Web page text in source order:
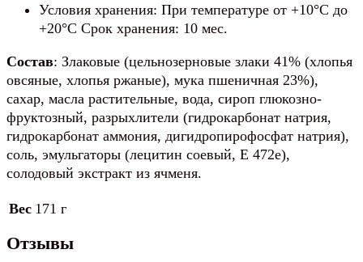
Условия хранения: При температуре от +10°С до
+20°С Срок хранения: 10 мес.
Состав: Злаковые (цельнозерновые злаки 41% (хлопья
овсяные, хлопья ржаные), мука пшеничная 23%),
сахар, масла растительные, вода, сироп глюкозно-
фруктозный, разрыхлители (гидрокарбонат натрия,
гидрокарбонат аммония, дигидропирофосфат натрия),
соль, эмульгаторы (лецитин соевый, Е 472e),
солодовый экстракт из ячменя.
Вес 171 г
Отзывы